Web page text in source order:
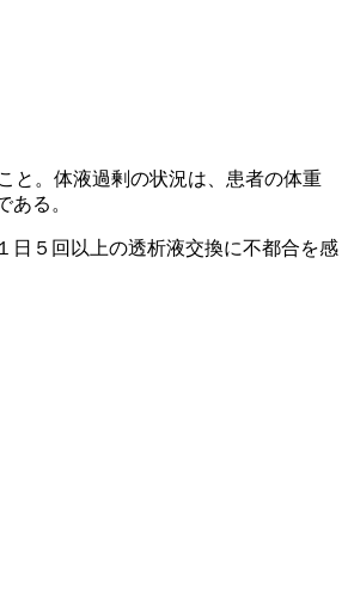
。体液過剰の状況は、患者の体重
る。
日５回以上の透析液交換に不都合を感